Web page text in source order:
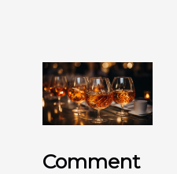
Comment